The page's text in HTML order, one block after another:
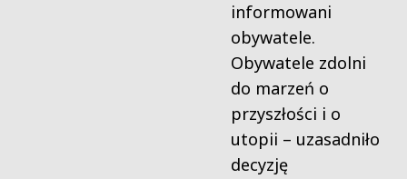
informowani
obywatele.
Obywatele zdolni
do marzeń o
przyszłości i o
utopii – uzasadniło
decyzję